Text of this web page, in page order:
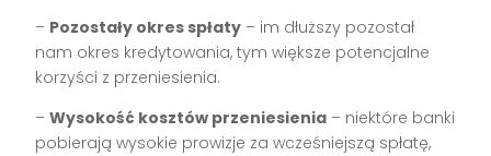
– Pozostały okres spłaty – im dłuższy pozostał
nam okres kredytowania, tym większe potencjalne
korzyści z przeniesienia.
–Wysokość kosztów przeniesienia – niektóre banki
pobierają wysokie prowizje za wcześniejszą spłatę,